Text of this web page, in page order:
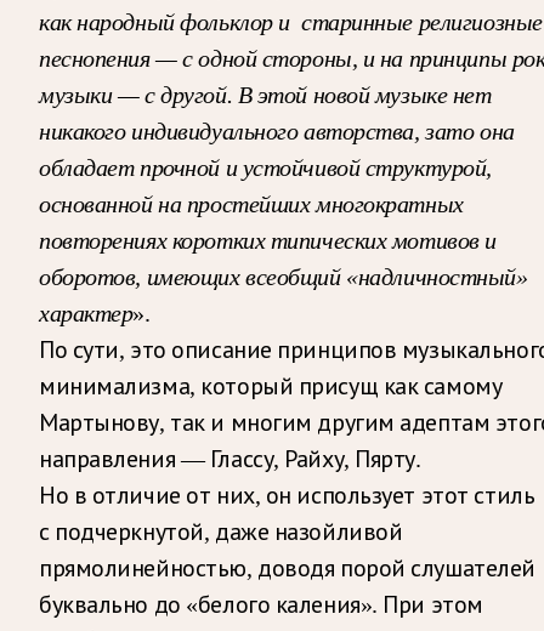
как народный фольклор и старинные религиозные
песнопения — с одной стороны, и на принципы
музыки — с другой. В этой новой музыке нет
никакого индивидуального авторства, зато она
обладает прочной и устойчивой структурой,
основанной на простейших многократных
повторениях коротких типических мотивов и
оборотов, имеющих всеобщий «надличностный»
характер».
По сути, это описание принципов
минимализма, который присущ как самому
Мартынову, так и многим другим адептам
направления — Глассу, Райху, Пярту.
Но в отличие от них, он использует этот стиль
с подчеркнутой, даже назойливой
прямолинейностью, доводя порой слушателей
буквально до «белого каления». При этом